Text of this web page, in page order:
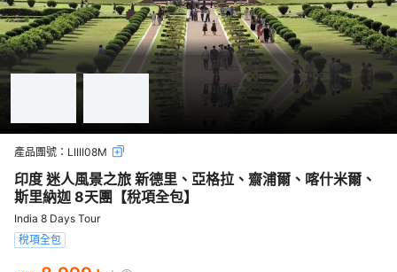
產品團號： LIIII08M
印度 迷人風景之旅 新德里、亞格拉、齋浦爾、喀什米爾、
斯里納迦 8天團【稅項全包】
India 8 Days Tour
稅項全包